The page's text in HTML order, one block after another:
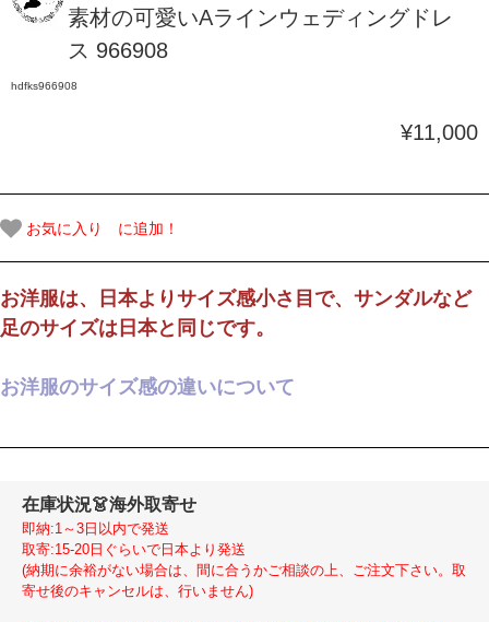
素材の可愛いAラインウェディングドレ
ス 966908
hdfks966908
¥11,000
お気に入り に追加！
お洋服は、日本よりサイズ感小さ目で、サンダルなど
足のサイズは日本と同じです。
お洋服のサイズ感の違いについて
在庫状況👗海外取寄せ
即納:1～3日以内で発送
取寄:15-20日ぐらいで日本より発送
(納期に余裕がない場合は、間に合うかご相談の上、ご注文下さい。取
寄せ後のキャンセルは、行いません)